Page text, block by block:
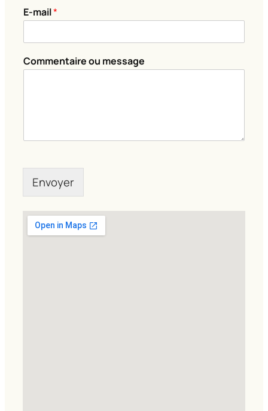
N
m
-
E-mail*
Commentaire ou message
Envoyer